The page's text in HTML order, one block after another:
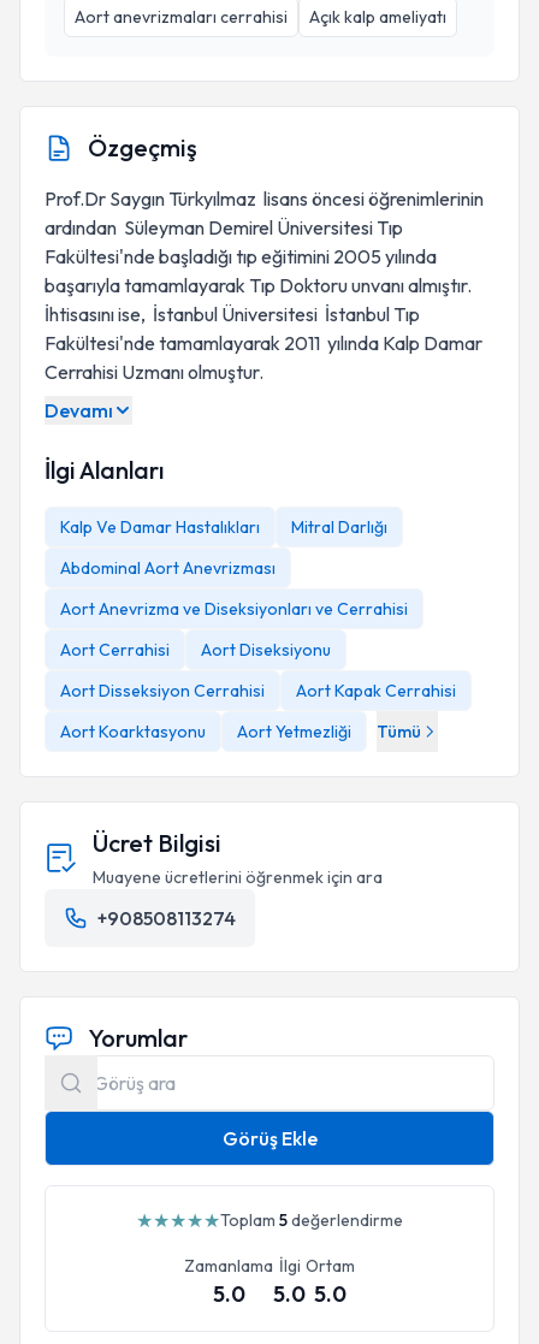
Aort anevrizmaları cerrahisi
Açık kalp ameliyatı
Özgeçmiş
Prof.Dr Saygın Türkyılmaz lisans öncesi öğrenimlerinin
ardından Süleyman Demirel Üniversitesi Tıp
Fakültesi'nde başladığı tıp eğitimini 2005 yılında
başarıyla tamamlayarak Tıp Doktoru unvanı almıştır.
İhtisasını ise, İstanbul Üniversitesi İstanbul Tıp
Fakültesi'nde tamamlayarak 2011 yılında Kalp Damar
Cerrahisi Uzmanı olmuştur.
Devamı
İlgi Alanları
Kalp Ve Damar Hastalıkları
Mitral Darlığı
Abdominal Aort Anevrizması
Aort Anevrizma ve Diseksiyonları ve Cerrahisi
Aort Cerrahisi
Aort Diseksiyonu
Aort Disseksiyon Cerrahisi
Aort Kapak Cerrahisi
Aort Koarktasyonu
Aort Yetmezliği Tümü
Ücret Bilgisi
Muayene ücretlerini öğrenmek için ara
+908508113274
Yorumlar
Görüş Ekle
★★★★★Toplam 5değerlendirme
Zamanlama
5.0
İlgi
5.0
Ortam
5.0